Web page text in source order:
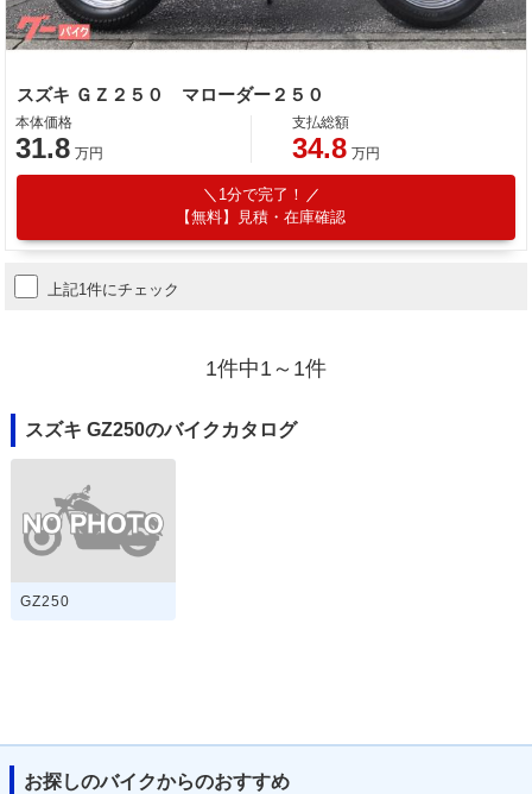
スズキ ＧＺ２５０ マローダー２５０
本体価格
31.8 万円
支払総額
34.8 万円
1分で完了！
【無料】見積・在庫確認
上記1件にチェック
1件中1～1件
スズキ GZ250のバイクカタログ
GZ250
お探しのバイクからのおすすめ